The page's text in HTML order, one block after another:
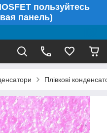
пользуйтесь
панель)
Плівкові